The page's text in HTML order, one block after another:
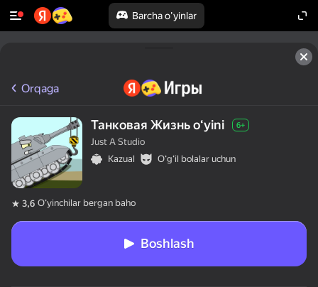
Barcha o'yinlar
Orqaga
Танковая Жизнь oʻyini 6+
Just A Studio
Kazual
Oʻgʻil bolalar uchun
3,6 Oʻyinchilar bergan baho
Boshlash